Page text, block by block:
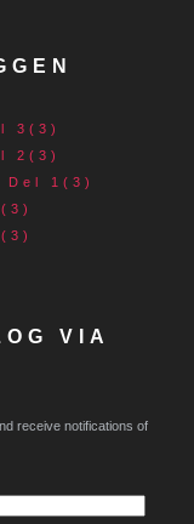
3(3)
2(3)
Del 1(3)
VIA
receive notifications of